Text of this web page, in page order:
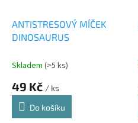
ANTISTRESOVÝ MÍČEK
DINOSAURUS
Skladem (>5 ks)
49 Kč / ks
Do košíku